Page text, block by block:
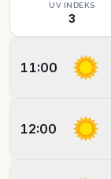
UV INDEKS
3
11:00
12:00